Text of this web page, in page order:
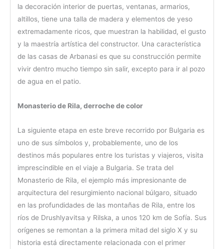
la decoración interior de puertas, ventanas, armarios,
altillos, tiene una talla de madera y elementos de yeso
extremadamente ricos, que muestran la habilidad, el gusto
y la maestría artística del constructor. Una característica
de las casas de Arbanasi es que su construcción permite
vivir dentro mucho tiempo sin salir, excepto para ir al pozo
de agua en el patio.
Monasterio de Rila, derroche de color
La siguiente etapa en este breve recorrido por Bulgaria es
uno de sus símbolos y, probablemente, uno de los
destinos más populares entre los turistas y viajeros, visita
imprescindible en el viaje a Bulgaria. Se trata del
Monasterio de Rila, el ejemplo más impresionante de
arquitectura del resurgimiento nacional búlgaro, situado
en las profundidades de las montañas de Rila, entre los
ríos de Drushlyavitsa y Rilska, a unos 120 km de Sofía. Sus
orígenes se remontan a la primera mitad del siglo X y su
historia está directamente relacionada con el primer